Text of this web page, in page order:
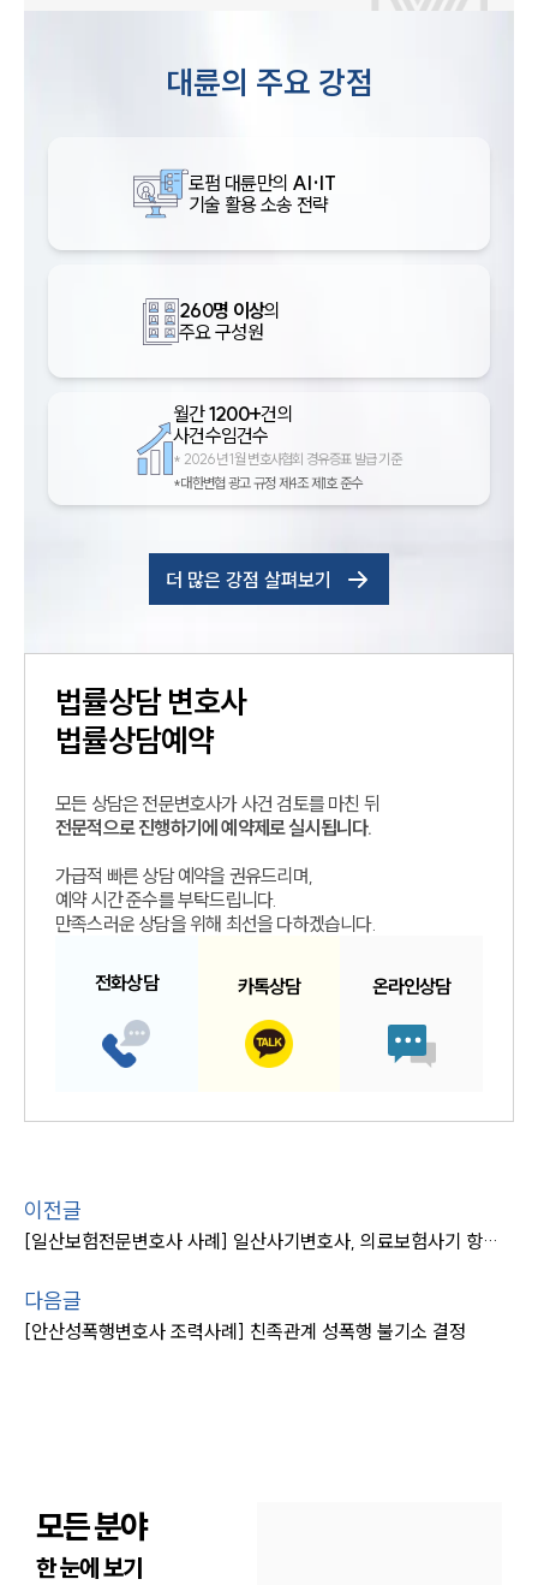
대륜의 주요 강점
로펌 대륜만의 AI·IT
기술 활용 소송 전략
260명 이상의
주요 구성원
월간1200+건의
사건수임건수
* 2026년 1월 변호사협회 경유증표 발급 기준
*대한변협 광고 규정 제4조 제1호 준수
더 많은 강점 살펴보기
법률상담변호사
법률상담예약
모든 상담은 전문변호사가 사건 검토를 마친 뒤
전문적으로 진행하기에 예약제로 실시됩니다.
가급적 빠른 상담 예약을 권유드리며,
예약 시간 준수를 부탁드립니다.
만족스러운 상담을 위해 최선을 다하겠습니다.
전화상담 카톡상담 온라인상담
이전글
[일산보험전문변호사 사례] 일산사기변호사, 의료보험사기 항소심 무죄 종결
다음글
[안산성폭행변호사 조력사례] 친족관계 성폭행 불기소 결정
모든 분야
한 눈에 보기